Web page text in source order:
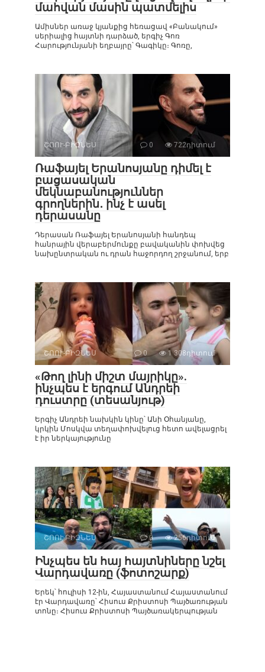
մահվան մասին պատմելիս
Ամիսներ առաջ կյանքից հեռացավ «Բանակում»
սերիալից հայտնի դարձած, երգիչ Գոռ
Հարությունյանի եղբայրը՝ Գագիկը։ Գոռը,
ՇՈՈՒ-ԲԻԶՆԵՍ 0 722դիտում
Ռաֆայել Երանոսյանը դիմել է
բացասական
մեկնաբանություններ
գրողներին․ ինչ է ասել
դերասանը
Դերասան Ռաֆայել Երանոսյանի հանդեպ
հանրային վերաբերմունքը բավականին փոխվեց
նախընտրական ու դրան հաջորդող շրջանում, երբ
ՇՈՈՒ-ԲԻԶՆԵՍ 0 1 308դիտում
«Թող լինի միշտ մայրիկը».
ինչպես է երգում Անդրեի
դուստրը (տեսանյութ)
Երգիչ Անդրեի նախկին կինը՝ Անի Օհանյանը,
կրկին Մոսկվա տեղափոխվելուց հետո ավելացրել
է իր ներկայությունը
ՇՈՈՒ-ԲԻԶՆԵՍ 0 256դիտում
Ինչպես են հայ հայտնիները նշել
Վարդավառը (ֆոտոշարք)
Երեկ՝ հուլիսի 12-ին, Հայաստանում Հայաստանում
էր Վարդավառը՝ Հիսուս Քրիստոսի Պայծառության
տոնը։ Հիսուս Քրիստոսի Պայծառակերպության